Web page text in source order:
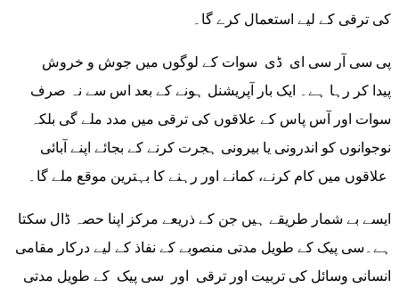
کی ترقی کے لیے استعمال کرے گا۔
پیدا کر رہا ہے۔ ایک بار آپریشنل ہونے کے بعد اس سے نہ صرف
سوات اور آس پاس کے علاقوں کی ترقی میں مدد ملے گی بلکہ
نوجوانوں کو اندرونی یا بیرونی ہجرت کرنے کے بجائے اپنے آبائی
ایسے بے شمار طریقے ہیں جن کے ذریعے مرکز اپنا حصہ ڈال سکتا
ہے۔سی پیک کے طویل مدتی منصوبے کے نفاذ کے لیے درکار مقامی
انسانی وسائل کی تربیت اور ترقی اور سی پیک کے طویل مدتی